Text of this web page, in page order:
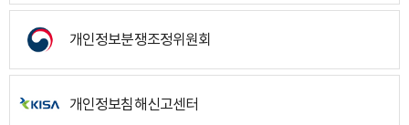
개인정보분쟁조정위원회
개인정보침해신고센터